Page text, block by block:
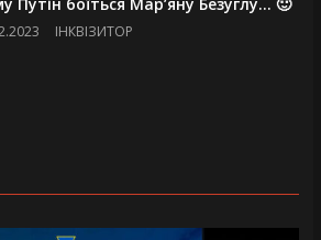
ІНКВІЗИТОР